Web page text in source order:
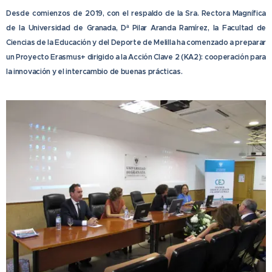
Desde comienzos de 2019, con el respaldo de la Sra. Rectora Magnífica
de la Universidad de Granada, Dª Pilar Aranda Ramírez, la Facultad de
Ciencias de la Educación y del Deporte de Melilla ha comenzado a preparar
un Proyecto Erasmus+ dirigido a la Acción Clave 2 (KA2): cooperación para
la innovación y el intercambio de buenas prácticas.